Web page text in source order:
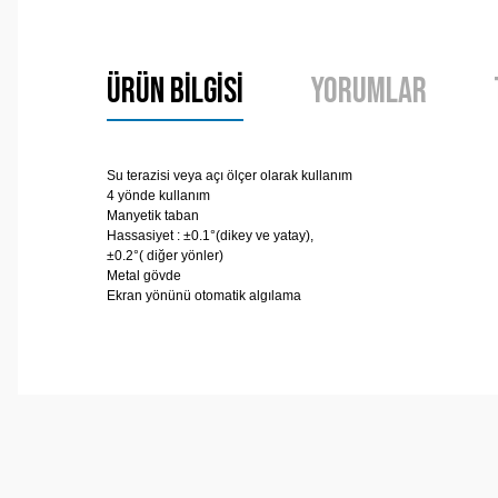
Ürün Bilgisi Yorumlar
Su terazisi veya açı ölçer olarak kullanım
4 yönde kullanım
Manyetik taban
Hassasiyet : ±0.1°(dikey ve yatay),
±0.2°( diğer yönler)
Metal gövde
Ekran yönünü otomatik algılama